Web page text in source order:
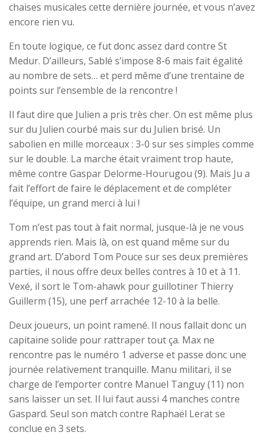
chaises musicales cette dernière journée, et vous n’avez
encore rien vu.
En toute logique, ce fut donc assez dard contre St
Medur. D’ailleurs, Sablé s’impose 8-6 mais fait égalité
au nombre de sets… et perd même d’une trentaine de
points sur l’ensemble de la rencontre !
Il faut dire que Julien a pris très cher. On est même plus
sur du Julien courbé mais sur du Julien brisé. Un
sabolien en mille morceaux : 3-0 sur ses simples comme
sur le double. La marche était vraiment trop haute,
même contre Gaspar Delorme-Hourugou (9). Mais Ju a
fait l’effort de faire le déplacement et de compléter
l’équipe, un grand merci à lui !
Tom n’est pas tout à fait normal, jusque-là je ne vous
apprends rien. Mais là, on est quand même sur du
grand art. D’abord Tom Pouce sur ses deux premières
parties, il nous offre deux belles contres à 10 et à 11.
Vexé, il sort le Tom-ahawk pour guillotiner Thierry
Guillerm (15), une perf arrachée 12-10 à la belle.
Deux joueurs, un point ramené. Il nous fallait donc un
capitaine solide pour rattraper tout ça. Max ne
rencontre pas le numéro 1 adverse et passe donc une
journée relativement tranquille. Manu militari, il se
charge de l’emporter contre Manuel Tanguy (11) non
sans laisser un set. Il lui faut aussi 4 manches contre
Gaspard. Seul son match contre Raphaël Lerat se
conclue en 3 sets.